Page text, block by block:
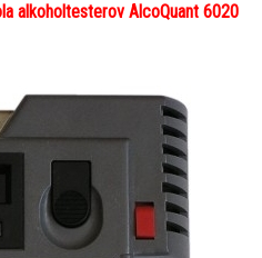
alkoholtesterov AlcoQuant 6020